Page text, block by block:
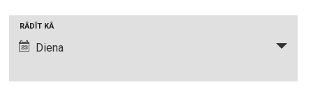
i
i
RĀDĪT KĀ
Diena